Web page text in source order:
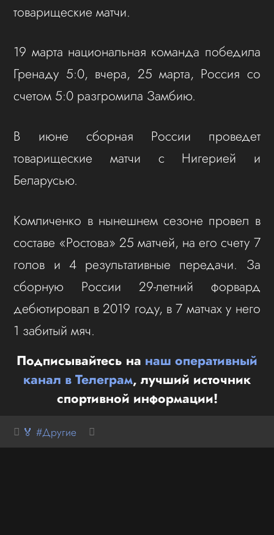
товарищеские матчи.
19 марта национальная команда победила
Гренаду 5:0, вчера, 25 марта, Россия со
счетом 5:0 разгромила Замбию.
В июне сборная России проведет
товарищеские матчи с Нигерией и
Беларусью.
Комличенко в нынешнем сезоне провел в
составе «Ростова» 25 матчей, на его счету 7
голов и 4 результативные передачи. За
сборную России 29-летний форвард
дебютировал в 2019 году, в 7 матчах у него
1 забитый мяч.
Подписывайтесь на наш оперативный
канал в Телеграм, лучший источник
спортивной информации!
🏅 #Другие